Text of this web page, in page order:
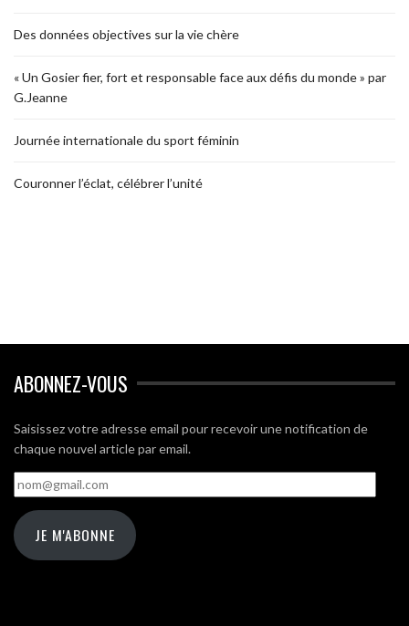
Des données objectives sur la vie chère
« Un Gosier fier, fort et responsable face aux défis du monde » par
G.Jeanne
Journée internationale du sport féminin
Couronner l’éclat, célébrer l’unité
ABONNEZ-VOUS
Saisissez votre adresse email pour recevoir une notification de
chaque nouvel article par email.
nom@gmail.com
JE M'ABONNE